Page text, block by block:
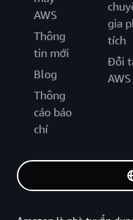
AWS
Thông
tin mới
Blog
Thông
cáo báo
chí
gia
tích
Đối
AWS